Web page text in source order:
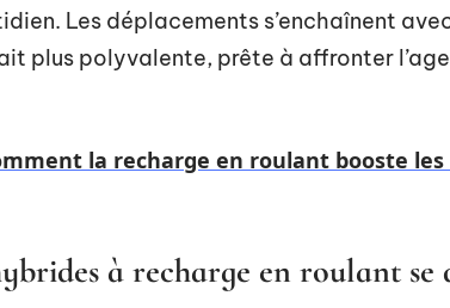
Les déplacements s’enchaînent
plus polyvalente, prête à affronter
la recharge en roulant booste
à recharge en roulant se